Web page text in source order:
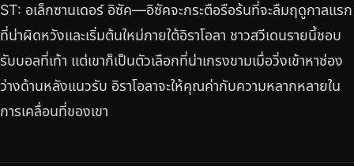
ST: อเล็กซานเดอร์ อิซัค—อิซัคจะกระตือรือร้นที่จะลืมฤดูกาลแรก
ที่น่าผิดหวังและเริ่มต้นใหม่ภายใต้อิราโอลา ชาวสวีเดนรายนี้ชอบ
รับบอลที่เท้า แต่เขาก็เป็นตัวเลือกที่น่าเกรงขามเมื่อวิ่งเข้าหาช่อง
ว่างด้านหลังแนวรับ อิราโอลาจะให้คุณค่ากับความหลากหลายใน
การเคลื่อนที่ของเขา